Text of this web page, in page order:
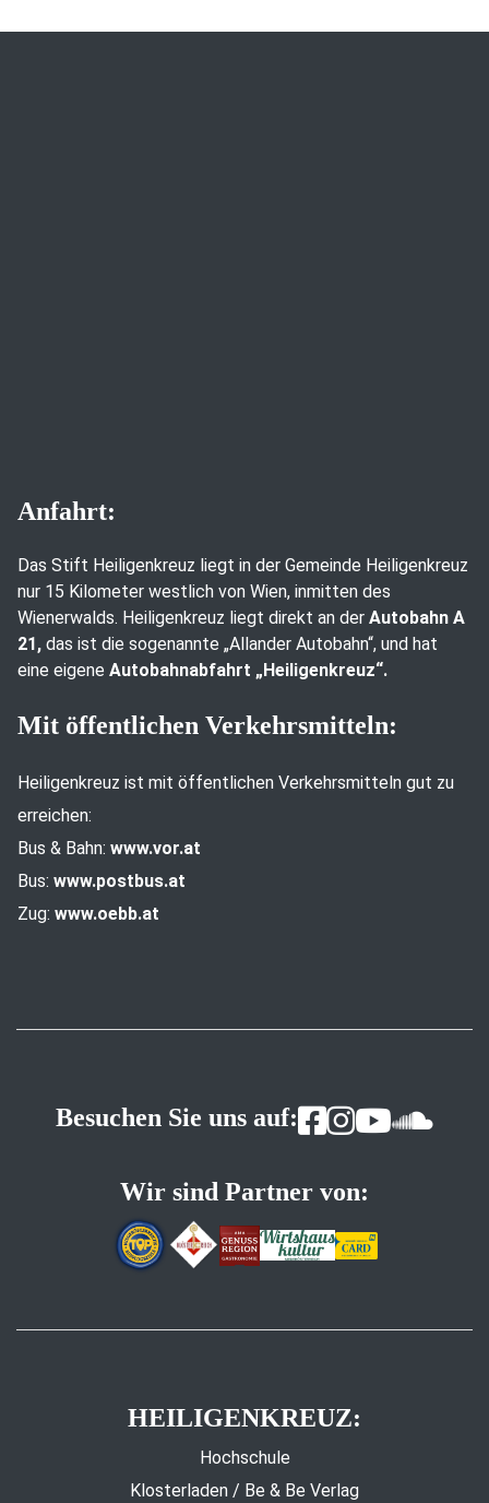
Anfahrt:
Das Stift Heiligenkreuz liegt in der Gemeinde Heiligenkreuz
nur 15 Kilometer westlich von Wien, inmitten des
Wienerwalds. Heiligenkreuz liegt direkt an der Autobahn A
21, das ist die sogenannte „Allander Autobahn“, und hat
eine eigene Autobahnabfahrt „Heiligenkreuz“.
Mit öffentlichen Verkehrsmitteln:
Heiligenkreuz ist mit öffentlichen Verkehrsmitteln gut zu
erreichen:
Bus & Bahn: www.vor.at
Bus: www.postbus.at
Zug: www.oebb.at
Besuchen Sie uns auf:
Wir sind Partner von:
HEILIGENKREUZ:
Hochschule
Klosterladen / Be & Be Verlag